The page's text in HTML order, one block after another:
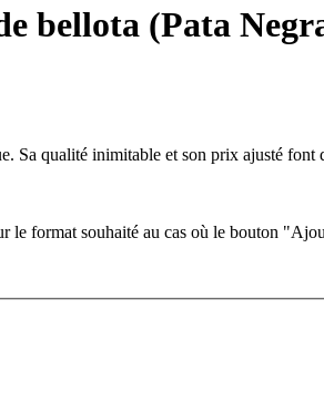
bellota (Pata
Sa qualité inimitable et son prix ajusté
le format souhaité au cas où le bouton